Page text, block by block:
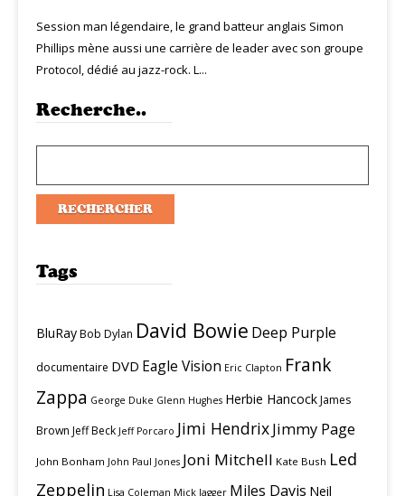
Session man légendaire, le grand batteur anglais Simon
Phillips mène aussi une carrière de leader avec son groupe
Protocol, dédié au jazz-rock. L...
Recherche..
Tags
BluRayBob Dylan David Bowie Deep Purple
documentaire DVD Eagle Vision Eric Clapton Frank
Zappa George Duke Glenn Hughes Herbie HancockJames
Brown Jeff Beck Jeff Porcaro Jimi HendrixJimmy Page
John Bonham John Paul Jones Joni Mitchell Kate Bush Led
Zeppelin Lisa Coleman Mick Jagger Miles Davis Neil